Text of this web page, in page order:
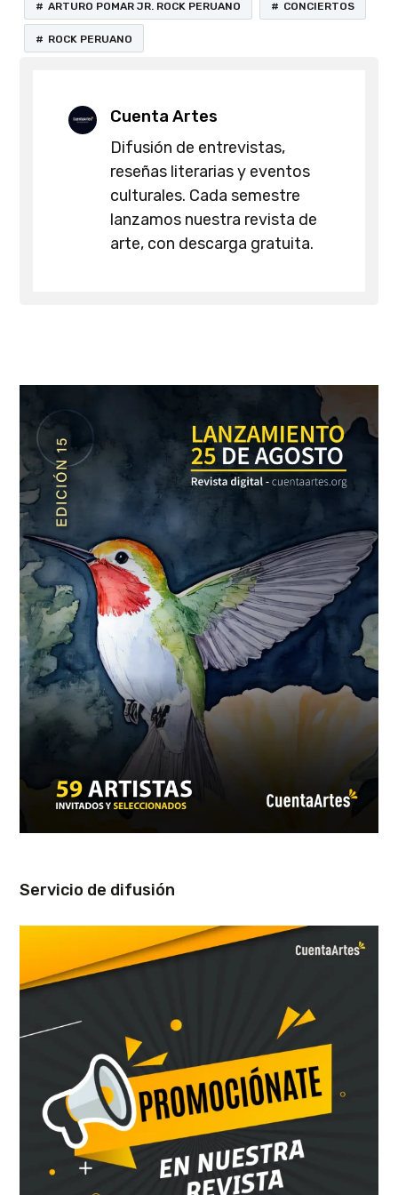
ARTURO POMAR JR. ROCK PERUANO CONCIERTOS
ROCK PERUANO
Cuenta Artes
Difusión de entrevistas,
reseñas literarias y eventos
culturales. Cada semestre
lanzamos nuestra revista de
arte, con descarga gratuita.
Servicio de difusión